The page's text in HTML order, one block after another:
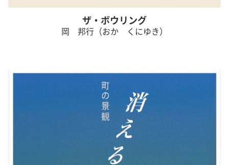
ザ・ボウリング
岡 邦行（おか くにゆき）